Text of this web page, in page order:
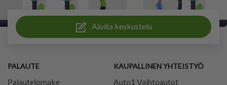
Aloita keskustelu
PALAUTE
Palautelomake
KAUPALLINEN YHTEISTYÖ
Auto1 Vaihtoautot